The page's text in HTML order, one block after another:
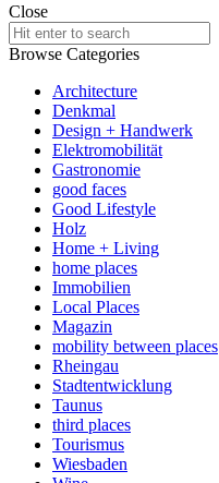
Close
Search
for:
Browse Categories
Architecture
Denkmal
Design + Handwerk
Elektromobilität
Gastronomie
good faces
Good Lifestyle
Holz
Home + Living
home places
Immobilien
Local Places
Magazin
mobility between places
Rheingau
Stadtentwicklung
Taunus
third places
Tourismus
Wiesbaden